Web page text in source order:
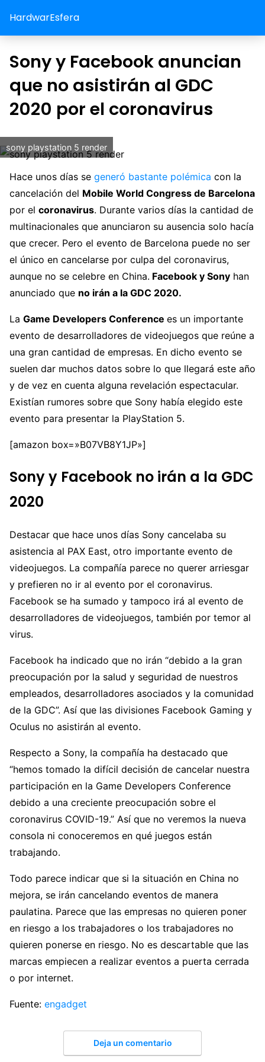
HardwarEsfera
Sony y Facebook anuncian
que no asistirán al GDC
2020 por el coronavirus
sony playstation 5 render
Hace unos días se generó bastante polémica con la
cancelación del Mobile World Congress de Barcelona
por el coronavirus. Durante varios días la cantidad de
multinacionales que anunciaron su ausencia solo hacía
que crecer. Pero el evento de Barcelona puede no ser
el único en cancelarse por culpa del coronavirus,
aunque no se celebre en China. Facebook y Sony han
anunciado que no irán a la GDC 2020.
La Game Developers Conference es un importante
evento de desarrolladores de videojuegos que reúne a
una gran cantidad de empresas. En dicho evento se
suelen dar muchos datos sobre lo que llegará este año
y de vez en cuenta alguna revelación espectacular.
Existían rumores sobre que Sony había elegido este
evento para presentar la PlayStation 5.
[amazon box=»B07VB8Y1JP»]
Sony y Facebook no irán a la GDC
2020
Destacar que hace unos días Sony cancelaba su
asistencia al PAX East, otro importante evento de
videojuegos. La compañía parece no querer arriesgar
y prefieren no ir al evento por el coronavirus.
Facebook se ha sumado y tampoco irá al evento de
desarrolladores de videojuegos, también por temor al
virus.
Facebook ha indicado que no irán “debido a la gran
preocupación por la salud y seguridad de nuestros
empleados, desarrolladores asociados y la comunidad
de la GDC”. Así que las divisiones Facebook Gaming y
Oculus no asistirán al evento.
Respecto a Sony, la compañía ha destacado que
“hemos tomado la difícil decisión de cancelar nuestra
participación en la Game Developers Conference
debido a una creciente preocupación sobre el
coronavirus COVID-19.” Así que no veremos la nueva
consola ni conoceremos en qué juegos están
trabajando.
Todo parece indicar que si la situación en China no
mejora, se irán cancelando eventos de manera
paulatina. Parece que las empresas no quieren poner
en riesgo a los trabajadores o los trabajadores no
quieren ponerse en riesgo. No es descartable que las
marcas empiecen a realizar eventos a puerta cerrada
o por internet.
Fuente: engadget
Deja un comentario